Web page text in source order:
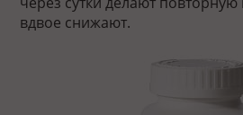
вдвое снижают.